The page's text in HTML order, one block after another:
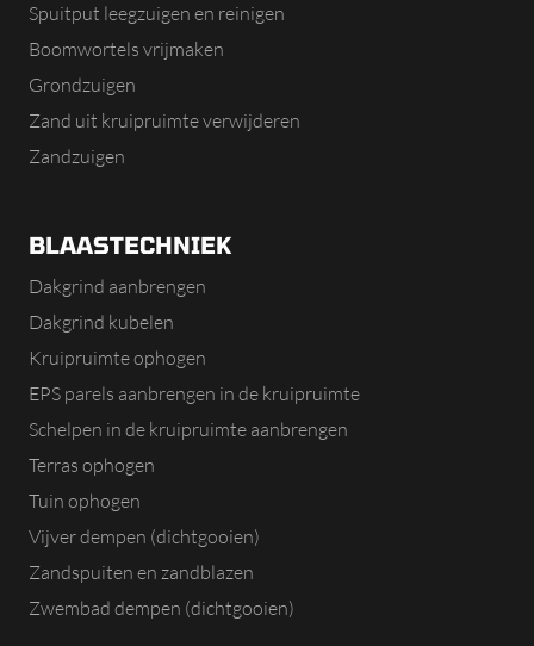
Spuitput leegzuigen en reinigen
Boomwortels vrijmaken
Grondzuigen
Zand uit kruipruimte verwijderen
Zandzuigen
BLAASTECHNIEK
Dakgrind aanbrengen
Dakgrind kubelen
Kruipruimte ophogen
EPS parels aanbrengen in de kruipruimte
Schelpen in de kruipruimte aanbrengen
Terras ophogen
Tuin ophogen
Vijver dempen (dichtgooien)
Zandspuiten en zandblazen
Zwembad dempen (dichtgooien)